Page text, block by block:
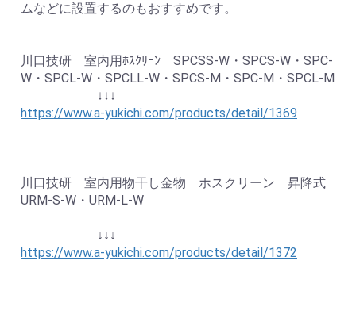
ムなどに設置するのもおすすめです。
川口技研 室内用ﾎｽｸﾘｰﾝ SPCSS-W・SPCS-W・SPC-
W・SPCL-W・SPCLL-W・SPCS-M・SPC-M・SPCL-M
↓↓↓
https://www.a-yukichi.com/products/detail/1369
川口技研 室内用物干し金物 ホスクリーン 昇降式
URM-S-W・URM-L-W
↓↓↓
https://www.a-yukichi.com/products/detail/1372